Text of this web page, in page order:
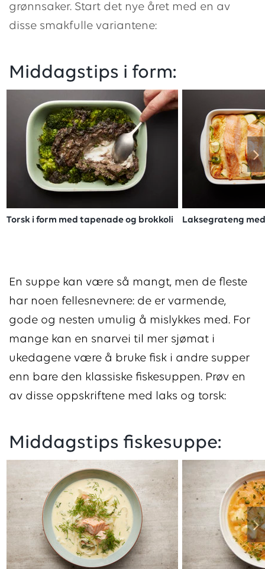
grønnsaker. Start det nye året med en av
disse smakfulle variantene:
Middagstips i form:
Torsk i form med tapenade og brokkoli Laksegrateng
En suppe kan være så mangt, men de fleste
har noen fellesnevnere: de er varmende,
gode og nesten umulig å mislykkes med. For
mange kan en snarvei til mer sjømat i
ukedagene være å bruke fisk i andre supper
enn bare den klassiske fiskesuppen. Prøv en
av disse oppskriftene med laks og torsk:
Middagstips fiskesuppe: